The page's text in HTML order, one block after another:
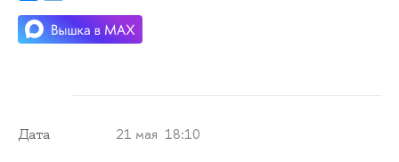
Дата 21 мая 18:10